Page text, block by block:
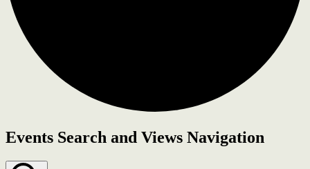
Events Search and Views Navigation